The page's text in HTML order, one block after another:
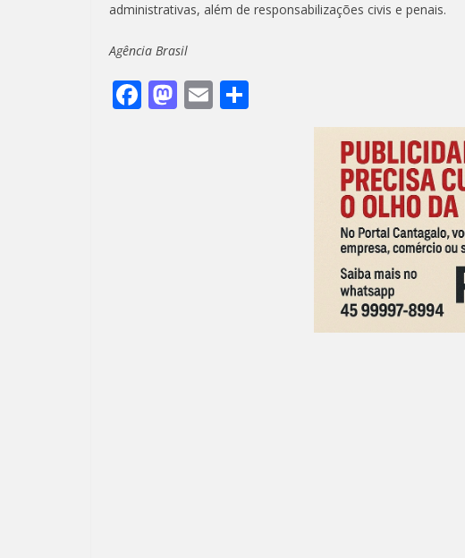
administrativas, além de responsabilizações civis e penais.
Agência Brasil
F M E